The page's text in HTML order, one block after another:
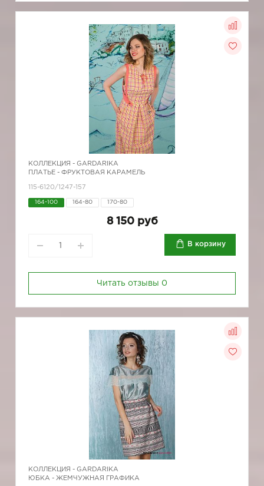
КОЛЛЕКЦИЯ - GARDARIKA
ПЛАТЬЕ - ФРУКТОВАЯ КАРАМЕЛЬ
115-6120/1247-157
164-100 164-80 170-80
8 150 руб
В корзину
Читать отзывы 0
КОЛЛЕКЦИЯ - GARDARIKA
ЮБКА - ЖЕМЧУЖНАЯ ГРАФИКА